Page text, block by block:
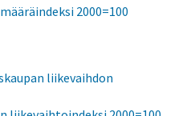
2000=100
liikevaihdon